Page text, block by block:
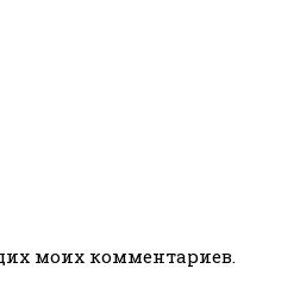
моих комментариев.